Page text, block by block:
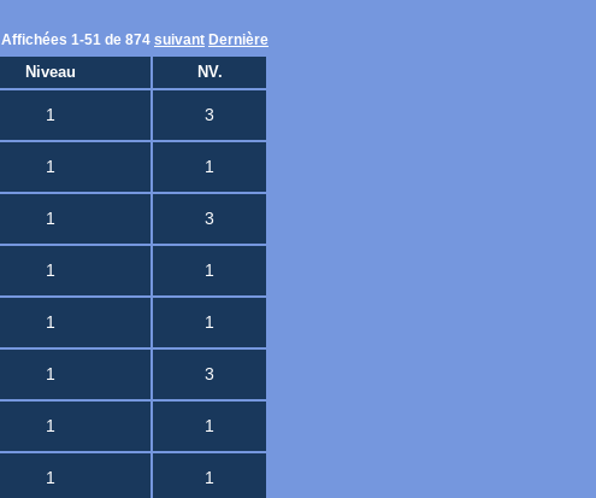
Affichées 1-51 de 874 suivant Dernière
Niveau NV.
1 3
1 1
1 3
1 1
1 1
1 3
1 1
1 1